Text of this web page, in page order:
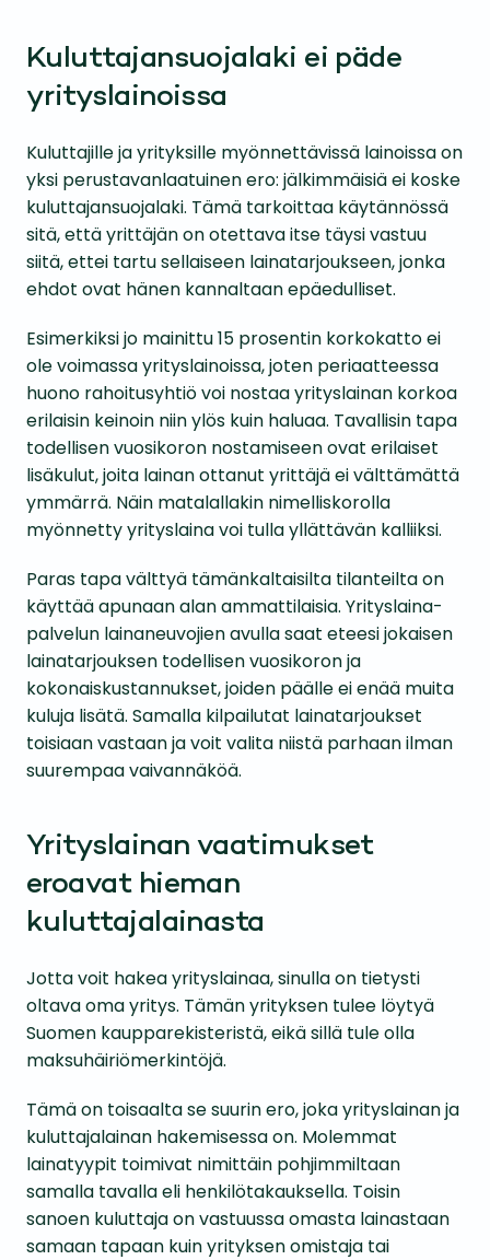
Kuluttajansuojalaki ei päde
yrityslainoissa
Kuluttajille ja yrityksille myönnettävissä lainoissa on
yksi perustavanlaatuinen ero: jälkimmäisiä ei koske
kuluttajansuojalaki. Tämä tarkoittaa käytännössä
sitä, että yrittäjän on otettava itse täysi vastuu
siitä, ettei tartu sellaiseen lainatarjoukseen, jonka
ehdot ovat hänen kannaltaan epäedulliset.
Esimerkiksi jo mainittu 15 prosentin korkokatto ei
ole voimassa yrityslainoissa, joten periaatteessa
huono rahoitusyhtiö voi nostaa yrityslainan korkoa
erilaisin keinoin niin ylös kuin haluaa. Tavallisin tapa
todellisen vuosikoron nostamiseen ovat erilaiset
lisäkulut, joita lainan ottanut yrittäjä ei välttämättä
ymmärrä. Näin matalallakin nimelliskorolla
myönnetty yrityslaina voi tulla yllättävän kalliiksi.
Paras tapa välttyä tämänkaltaisilta tilanteilta on
käyttää apunaan alan ammattilaisia. Yrityslaina-
palvelun lainaneuvojien avulla saat eteesi jokaisen
lainatarjouksen todellisen vuosikoron ja
kokonaiskustannukset, joiden päälle ei enää muita
kuluja lisätä. Samalla kilpailutat lainatarjoukset
toisiaan vastaan ja voit valita niistä parhaan ilman
suurempaa vaivannäköä.
Yrityslainan vaatimukset
eroavat hieman
kuluttajalainasta
Jotta voit hakea yrityslainaa, sinulla on tietysti
oltava oma yritys. Tämän yrityksen tulee löytyä
Suomen kaupparekisteristä, eikä sillä tule olla
maksuhäiriömerkintöjä.
Tämä on toisaalta se suurin ero, joka yrityslainan ja
kuluttajalainan hakemisessa on. Molemmat
lainatyypit toimivat nimittäin pohjimmiltaan
samalla tavalla eli henkilötakauksella. Toisin
sanoen kuluttaja on vastuussa omasta lainastaan
samaan tapaan kuin yrityksen omistaja tai